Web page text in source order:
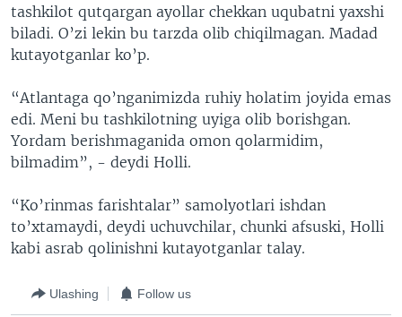
tashkilot qutqargan ayollar chekkan uqubatni yaxshi
biladi. O’zi lekin bu tarzda olib chiqilmagan. Madad
kutayotganlar ko’p.
“Atlantaga qo’nganimizda ruhiy holatim joyida emas
edi. Meni bu tashkilotning uyiga olib borishgan.
Yordam berishmaganida omon qolarmidim,
bilmadim”, - deydi Holli.
“Ko’rinmas farishtalar” samolyotlari ishdan
to’xtamaydi, deydi uchuvchilar, chunki afsuski, Holli
kabi asrab qolinishni kutayotganlar talay.
Ulashing Follow us